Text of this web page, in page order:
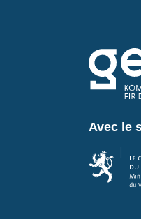
Avec le